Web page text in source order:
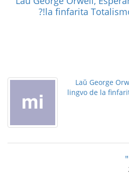
la finfarita
Laŭ George
lingvo de la